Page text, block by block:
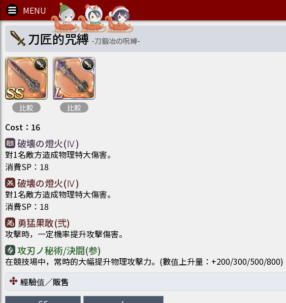
刀匠的咒縛 -刀鍛冶の呪縛-
比較 比較
Cost ： 16
破壊の燈火(Ⅳ)
對1名敵方造成物理特大傷害。
消費SP ： 18
破壊の燈火(Ⅳ)
對1名敵方造成物理特大傷害。
消費SP ： 18
勇猛果敢(弐)
攻擊時，一定機率提升攻擊傷害。
攻刃ノ秘術/決闘(参)
在競技場中，常時的大幅提升物理攻擊力。(數值上升量：+200/300/500/800)
經驗值／販售